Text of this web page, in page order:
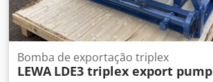
Bomba de exportação triplex
LEWA LDE3 triplex export pump